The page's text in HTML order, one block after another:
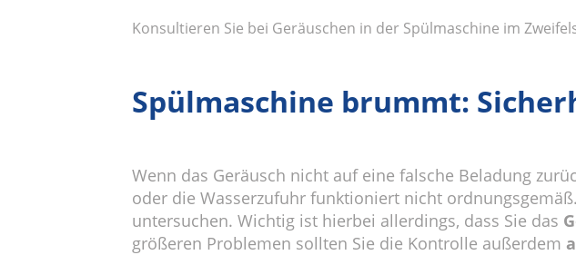
Konsultieren Sie bei Geräuschen in der Spülmaschine im
Spülmaschine brummt:
Wenn das Geräusch nicht auf eine falsche Beladung
oder die Wasserzufuhr funktioniert nicht
untersuchen. Wichtig ist hierbei allerdings, dass Sie das
größeren Problemen sollten Sie die Kontrolle außerdem